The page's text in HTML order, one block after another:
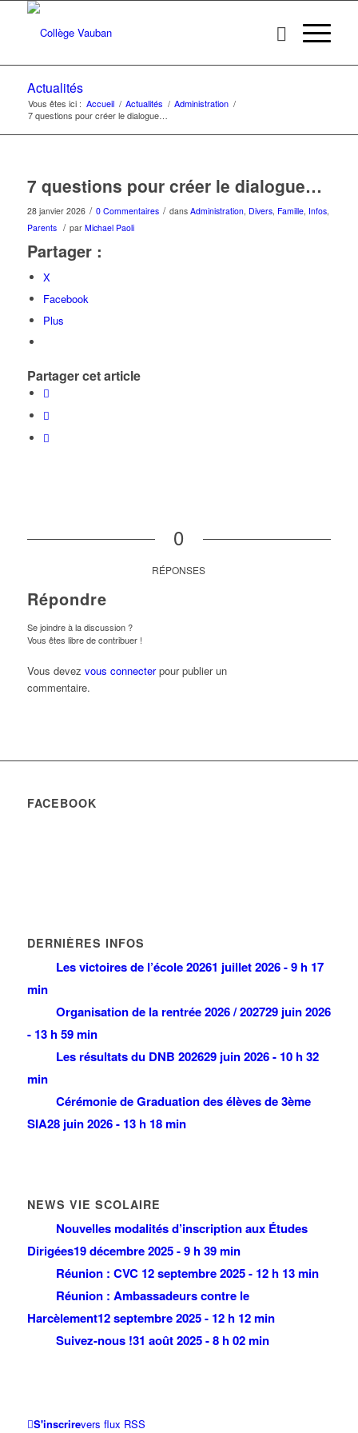
Actualités
Vous êtes ici : Accueil / Actualités / Administration /
7 questions pour créer le dialogue…
7 questions pour créer le dialogue…
28 janvier 2026 / 0 Commentaires / dans Administration, Divers, Famille, Infos,
Parents / par Michael Paoli
Partager :
X
Facebook
Plus
Partager cet article
0
RÉPONSES
Répondre
Se joindre à la discussion ?
Vous êtes libre de contribuer !
Vous devez vous connecterpour publier un
commentaire.
FACEBOOK
DERNIÈRES INFOS
Les victoires de l’école 20261 juillet 2026 - 9 h 17
min
Organisation de la rentrée 2026 / 202729 juin 2026
- 13 h 59 min
Les résultats du DNB 202629 juin 2026 - 10 h 32
min
Cérémonie de Graduation des élèves de 3ème
SIA28 juin 2026 - 13 h 18 min
NEWS VIE SCOLAIRE
Nouvelles modalités d’inscription aux Études
Dirigées19 décembre 2025 - 9 h 39 min
Réunion : CVC 12 septembre 2025 - 12 h 13 min
Réunion : Ambassadeurs contre le
Harcèlement12 septembre 2025 - 12 h 12 min
Suivez-nous !31 août 2025 - 8 h 02 min
S'inscrirevers flux RSS